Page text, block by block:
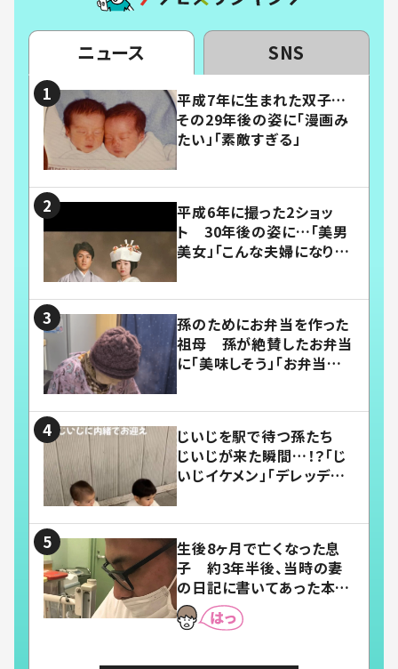
ニュース SNS
平成7年に生まれた双子…
その29年後の姿に「漫画み
たい」「素敵すぎる」
平成6年に撮った2ショッ
ト 30年後の姿に…「美男
美女」「こんな夫婦になりた
孫のためにお弁当を作った
祖母 孫が絶賛したお弁当
に「美味しそう」「お弁当すご
じいじを駅で待つ孫たち
じいじが来た瞬間…！？「じ
いじイケメン」「デレッデレ」
生後8ヶ月で亡くなった息
子 約3年半後、当時の妻
の日記に書いてあった本音
とは